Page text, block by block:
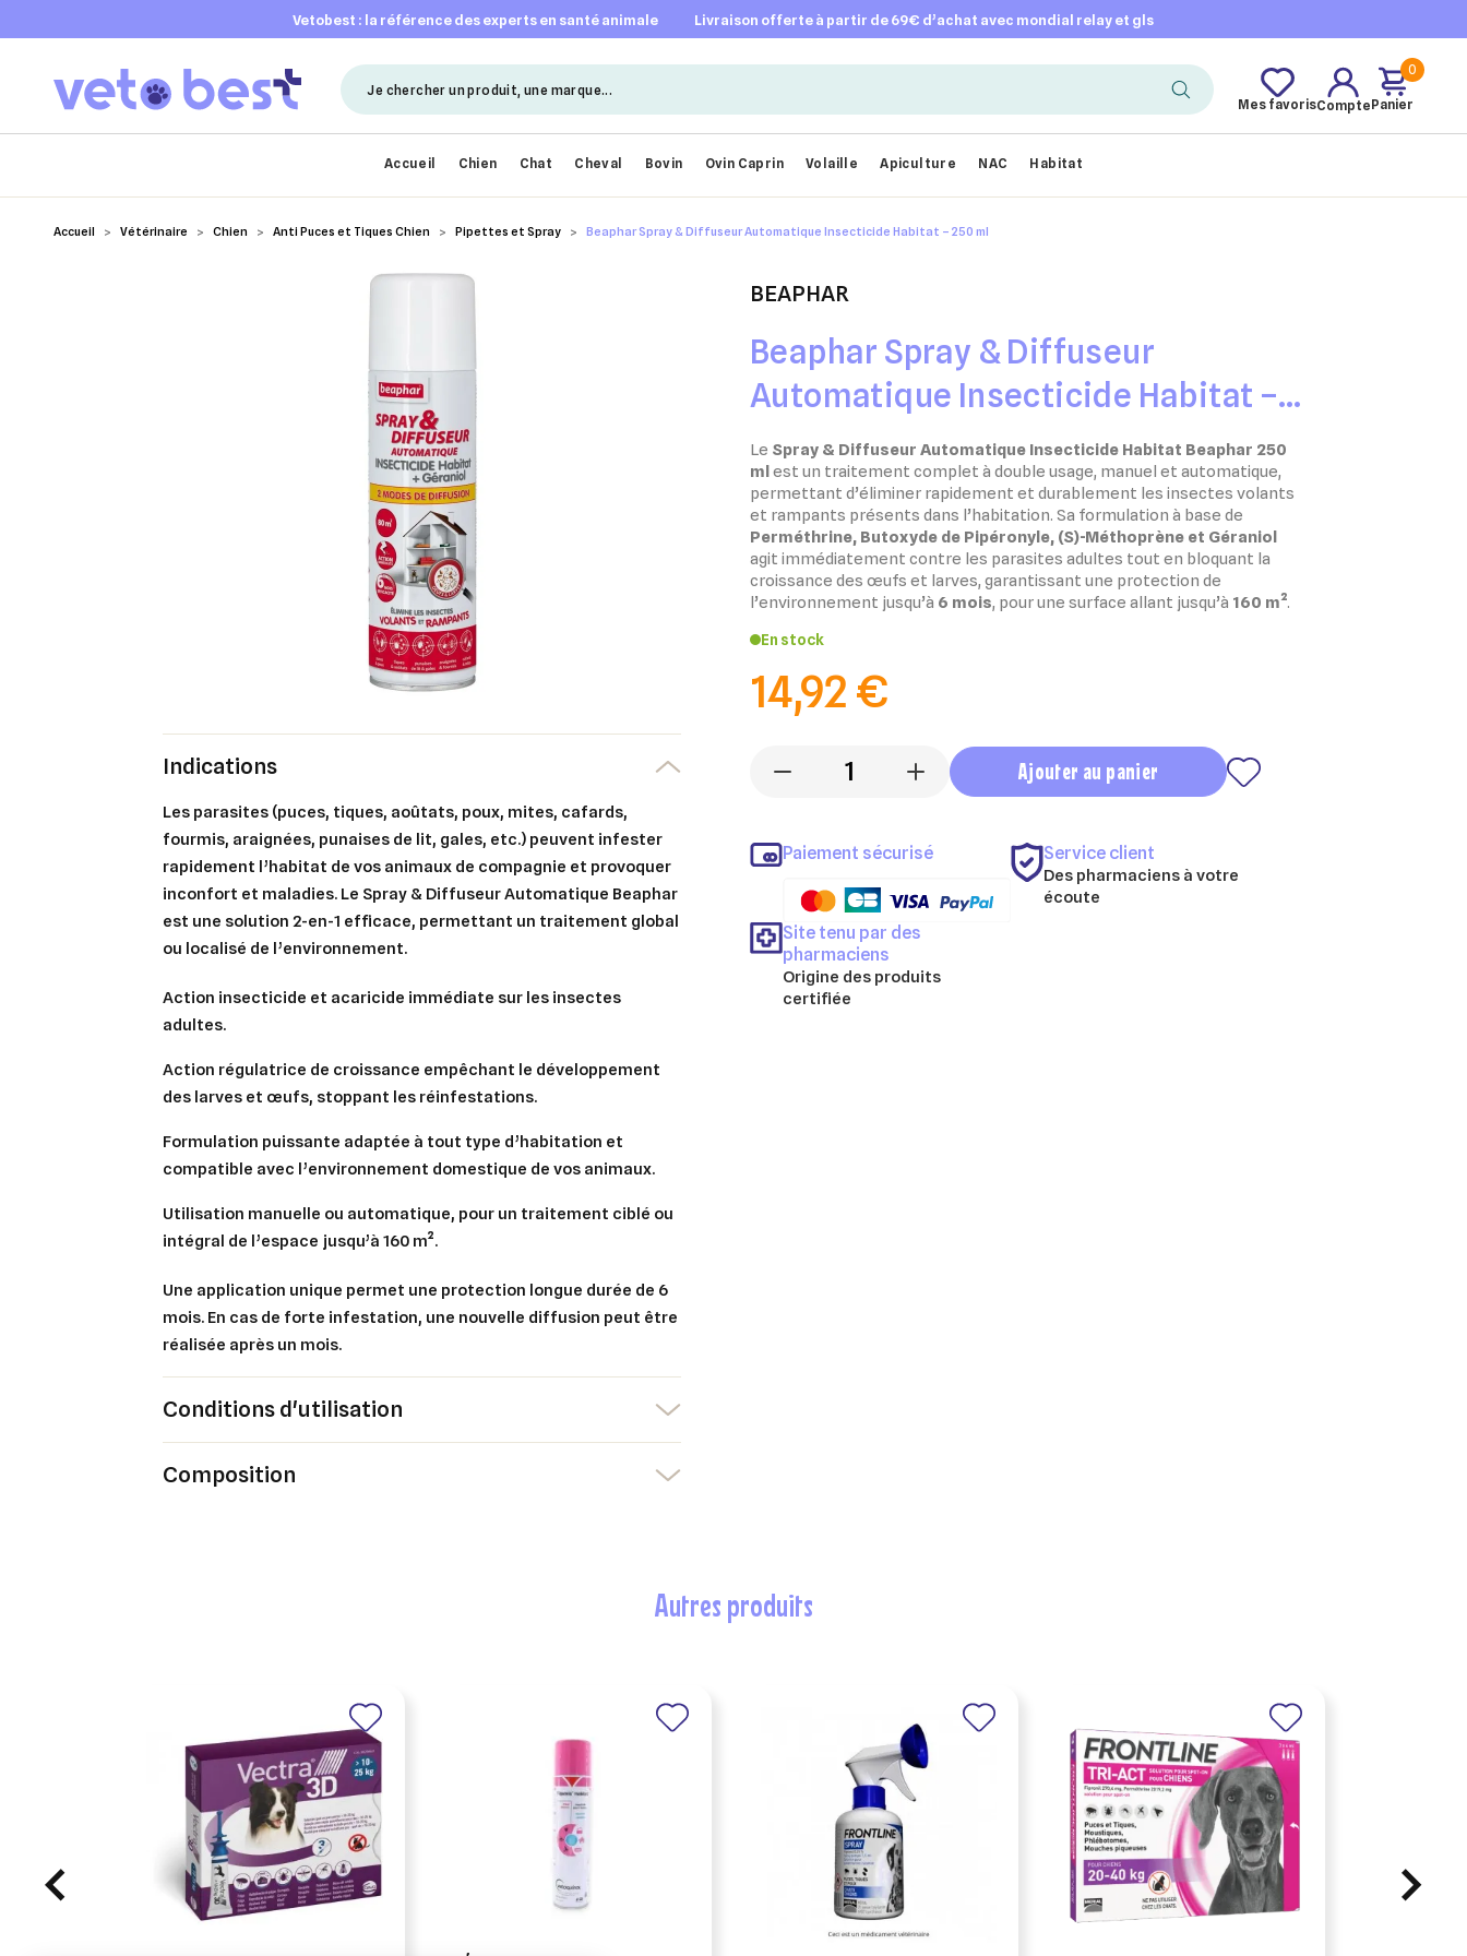
vetobest : la référence des experts en santé animale livraison offerte à partir de 69€ d’achat avec mondial relay et gls
Mes favorisCompte
0
Panier
Accueil Chien Chat Cheval Bovin Ovin Caprin Volaille Apiculture NAC Habitat
Accueil Vétérinaire Chien Anti Puces et Tiques Chien Pipettes et Spray Beaphar Spray & Diffuseur Automatique Insecticide Habitat – 250 ml
BEAPHAR
Beaphar Spray & Diffuseur
Automatique Insecticide Habitat –
250 ml
Le Spray & Diffuseur Automatique Insecticide Habitat Beaphar 250
mlest un traitement complet à double usage, manuel et automatique,
permettant d’éliminer rapidement et durablement les insectes volants
et rampants présents dans l’habitation. Sa formulation à base de
Perméthrine, Butoxyde de Pipéronyle, (S)-Méthoprène et Géraniol
agit immédiatement contre les parasites adultes tout en bloquant la
croissance des œufs et larves, garantissant une protection de
l’environnement jusqu’à 6 mois, pour une surface allant jusqu’à 160 m².
En stock
14,92 €
- + Ajouter au panier
Paiement sécurisé Service client
Des pharmaciens à votre
écoute
Site tenu par des
pharmaciens
Origine des produits
certifiée
Indications
Les parasites (puces, tiques, aoûtats, poux, mites, cafards,
fourmis, araignées, punaises de lit, gales, etc.) peuvent infester
rapidement l’habitat de vos animaux de compagnie et provoquer
inconfort et maladies. Le Spray & Diffuseur Automatique Beaphar
est une solution 2-en-1 efficace, permettant un traitement global
ou localisé de l’environnement.
Action insecticide et acaricide immédiate sur les insectes
adultes.
Action régulatrice de croissance empêchant le développement
des larves et œufs, stoppant les réinfestations.
Formulation puissante adaptée à tout type d’habitation et
compatible avec l’environnement domestique de vos animaux.
Utilisation manuelle ou automatique, pour un traitement ciblé ou
intégral de l’espace jusqu’à 160 m².
Une application unique permet une protection longue durée de 6
mois. En cas de forte infestation, une nouvelle diffusion peut être
réalisée après un mois.
Conditions d'utilisation
Composition
autres produits
Ajouter à ma liste d'envies
add_circle_outline
Créer une liste d'envies
Nom de la liste d'envies
Annuler Créer une liste d'envies
Vous devez être connecté pour ajouter des produits à votre liste d'envies.